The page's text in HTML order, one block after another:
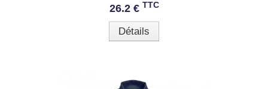
26.2 € TTC
Détails